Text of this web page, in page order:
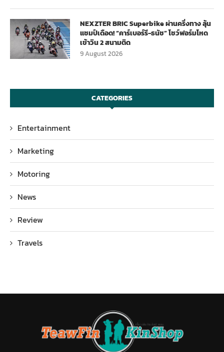
NEXZTER BRIC Superbike ผ่านครึ่งทาง ลุ้น
แชมป์เดือด! “คาร์เบอร์รี-ธนัช” โชว์ฟอร์มโหด
เข้าวิน 2 สนามติด
9 August 2026
CATEGORIES
Entertainment
Marketing
Motoring
News
Review
Travels